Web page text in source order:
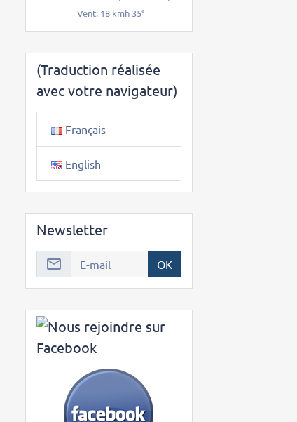
Vent: 18 kmh 35°
(Traduction réalisée
avec votre navigateur)
Français
English
Newsletter
OK